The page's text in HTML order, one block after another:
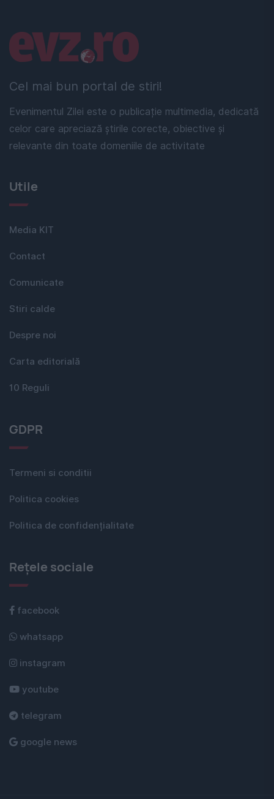
Cel mai bun portal de stiri!
Evenimentul Zilei este o publicație multimedia, dedicată
celor care apreciază știrile corecte, obiective și
relevante din toate domeniile de activitate
Linkuri utile
Utile
Media KIT
Contact
Comunicate
Stiri calde
Despre noi
Carta editorială
10 Reguli
GDPR
Termeni si conditii
Politica cookies
Politica de confidențialitate
Rețele sociale
facebook
whatsapp
instagram
youtube
telegram
google news